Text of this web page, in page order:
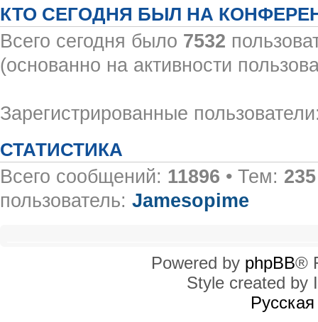
КТО СЕГОДНЯ БЫЛ НА
Всего сегодня было 7532
(основанно на активности
Зарегистрированные
СТАТИСТИКА
Всего сообщений: 11896 • Тем: 235
пользователь: Jamesopime
Powered by phpBB®
Style created by